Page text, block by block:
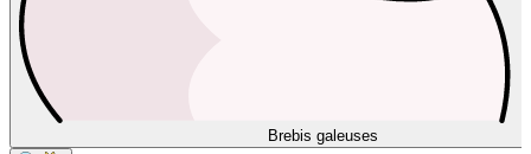
Brebis galeuses